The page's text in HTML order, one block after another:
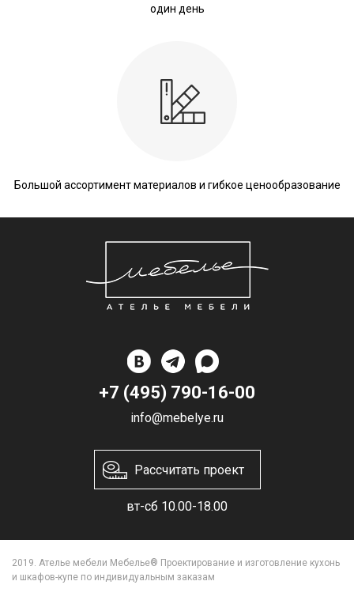
один день
Большой ассортимент материалов и гибкое ценообразование
+7 (495) 790-16-00
info@mebelye.ru
Рассчитать проект
вт-сб 10.00-18.00
2019. Ателье мебели Мебелье® Проектирование и изготовление кухонь
и шкафов-купе по индивидуальным заказам